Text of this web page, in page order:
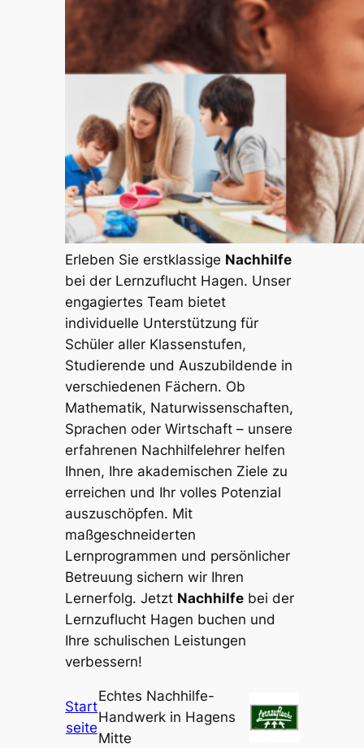
Erleben Sie erstklassige Nachhilfe
bei der Lernzuflucht Hagen. Unser
engagiertes Team bietet
individuelle Unterstützung für
Schüler aller Klassenstufen,
Studierende und Auszubildende in
verschiedenen Fächern. Ob
Mathematik, Naturwissenschaften,
Sprachen oder Wirtschaft – unsere
erfahrenen Nachhilfelehrer helfen
Ihnen, Ihre akademischen Ziele zu
erreichen und Ihr volles Potenzial
auszuschöpfen. Mit
maßgeschneiderten
Lernprogrammen und persönlicher
Betreuung sichern wir Ihren
Lernerfolg. Jetzt Nachhilfebei der
Lernzuflucht Hagen buchen und
Ihre schulischen Leistungen
verbessern!
Start
seite
Echtes Nachhilfe-
Handwerk in Hagens
Mitte